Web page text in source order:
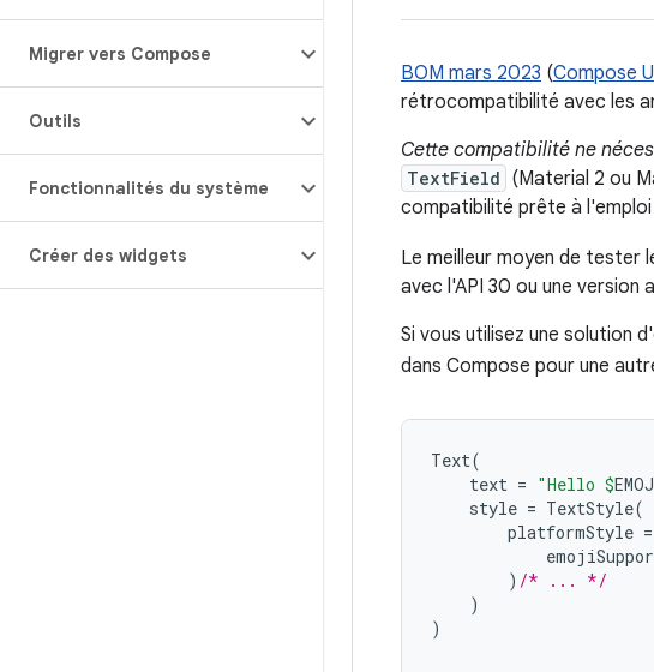
Migrer vers Compose
Outils
Fonctionnalités du système
Créer des widgets
BOM mars 2023 (Compose
rétrocompatibilité avec les
Cette compatibilité ne
TextField (Material 2 ou
compatibilité prête à
Le meilleur moyen de tester
avec l'API 30 ou une version
Si vous utilisez une solution
dans Compose pour une
Text(
text = "Hello $
style = TextStyle(
platformStyle =
) /* ... */
)
)